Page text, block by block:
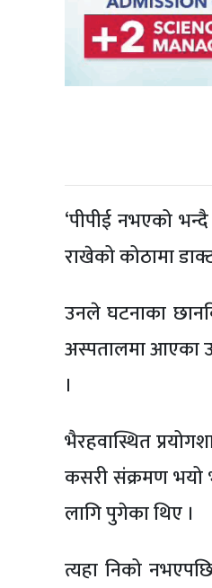
‘पीपीई नभएको
राखेको कोठामा
उनले घटनाका
अस्पतालमा आएका
।
भैरहवास्थित
कसरी संक्रमण भयो
लागि पुगेका थिए ।
त्यहा निको